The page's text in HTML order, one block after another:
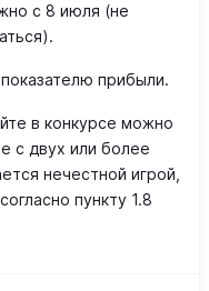
с 8 июля (не
прибыли.
в конкурсе можно
с двух или более
нечестной игрой,
пункту 1.8